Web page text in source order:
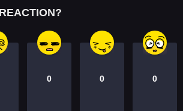
0 0 0